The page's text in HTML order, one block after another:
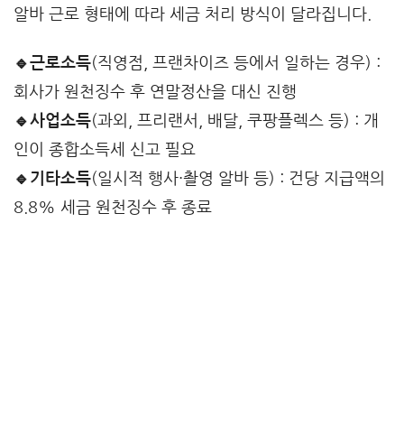
알바 근로 형태에 따라 세금 처리 방식이 달라집니다.
🔹근로소득(직영점, 프랜차이즈 등에서 일하는 경우) :
회사가 원천징수 후 연말정산을 대신 진행
🔹사업소득(과외, 프리랜서, 배달, 쿠팡플렉스 등) : 개
인이 종합소득세 신고 필요
🔹기타소득(일시적 행사·촬영 알바 등) : 건당 지급액의
8.8% 세금 원천징수 후 종료